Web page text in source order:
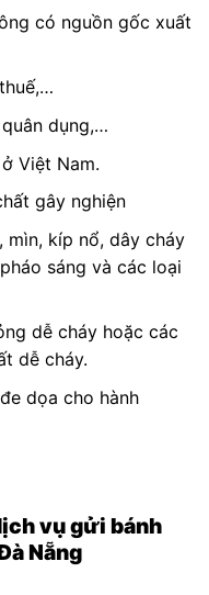
có nguồn gốc xuất
dụng,…
Việt Nam.
gây nghiện
mìn, kíp nổ, dây cháy
sáng và các loại
dễ cháy hoặc các
dễ cháy.
dọa cho hành
vụ gửi bánh
Nẵng